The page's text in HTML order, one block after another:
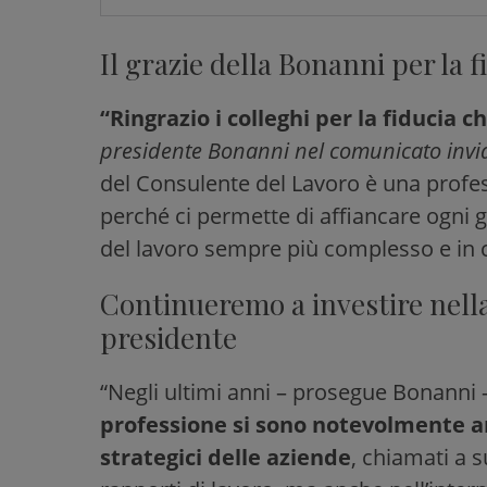
Il grazie della Bonanni per la
“Ringrazio i colleghi per la fiducia
presidente Bonanni nel comunicato
del Consulente del Lavoro è una
perché ci permette di affiancare ogni
del lavoro sempre più complesso e in
Continueremo a investire
presidente
“Negli ultimi anni – prosegue Bonanni
professione si sono notevolmente
strategici delle aziende, chiamati a